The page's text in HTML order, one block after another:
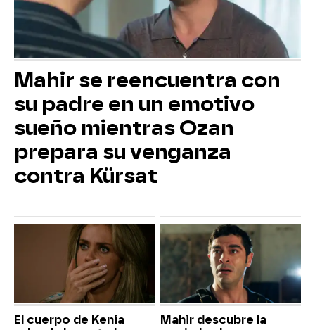
Mahir se reencuentra con
su padre en un emotivo
sueño mientras Ozan
prepara su venganza
contra Kürsat
El cuerpo de Kenia
Mahir descubre la